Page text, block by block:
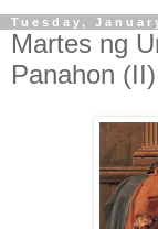
Tuesday,
Martes ng
Panahon